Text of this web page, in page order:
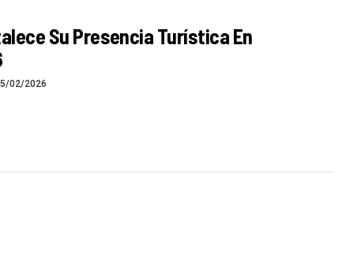
Su Presencia Turística En
02/2026